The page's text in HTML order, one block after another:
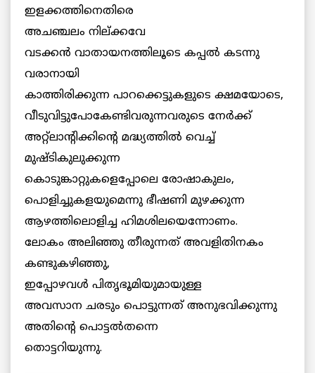
ഇളക്കത്തിനെതിരെ
അചഞ്ചലം നില്ക്കവേ
വടക്കന്‍ വാതായനത്തിലൂടെ കപ്പല്‍ കടന്നു
വരാനായി
കാത്തിരിക്കുന്ന പാറക്കെട്ടുകളുടെ ക്ഷമയോടെ,
വീടുവിട്ടുപോകേണ്ടിവരുന്നവരുടെ നേര്‍ക്ക്
അറ്റ്ലാന്റിക്കിന്റെ മദ്ധ്യത്തില്‍ വെച്ച്
മുഷ്ടികുലുക്കുന്ന
കൊടുങ്കാറ്റുകളെപ്പോലെ രോഷാകുലം,
പൊളിച്ചുകളയുമെന്നു ഭീഷണി മുഴക്കുന്ന
ആഴത്തിലൊളിച്ച ഹിമശിലയെന്നോണം.
ലോകം അലിഞ്ഞു തീരുന്നത് അവളിതിനകം
കണ്ടുകഴിഞ്ഞു,
ഇപ്പോഴവള്‍ പിതൃഭൂമിയുമായുള്ള
അവസാന ചരടും പൊട്ടുന്നത് അനുഭവിക്കുന്നു
അതിന്റെ പൊട്ടല്‍തന്നെ
തൊട്ടറിയുന്നു.